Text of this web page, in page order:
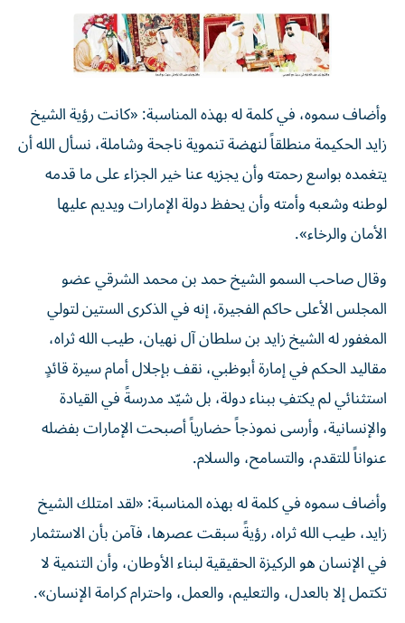
وأضاف سموه، في كلمة له بهذه المناسبة: «كانت رؤية الشيخ
زايد الحكيمة منطلقاً لنهضة تنموية ناجحة وشاملة، نسأل الله أن
يتغمده بواسع رحمته وأن يجزيه عنا خير الجزاء على ما قدمه
لوطنه وشعبه وأمته وأن يحفظ دولة الإمارات ويديم عليها
الأمان والرخاء».
وقال صاحب السمو الشيخ حمد بن محمد الشرقي عضو
المجلس الأعلى حاكم الفجيرة، إنه في الذكرى الستين لتولي
المغفور له الشيخ زايد بن سلطان آل نهيان، طيب الله ثراه،
مقاليد الحكم في إمارة أبوظبي، نقف بإجلال أمام سيرة قائدٍ
استثنائي لم يكتفِ ببناء دولة، بل شيّد مدرسةً في القيادة
والإنسانية، وأرسى نموذجاً حضارياً أصبحت الإمارات بفضله
عنواناً للتقدم، والتسامح، والسلام.
وأضاف سموه في كلمة له بهذه المناسبة: «لقد امتلك الشيخ
زايد، طيب الله ثراه، رؤيةً سبقت عصرها، فآمن بأن الاستثمار
في الإنسان هو الركيزة الحقيقية لبناء الأوطان، وأن التنمية لا
تكتمل إلا بالعدل، والتعليم، والعمل، واحترام كرامة الإنسان».